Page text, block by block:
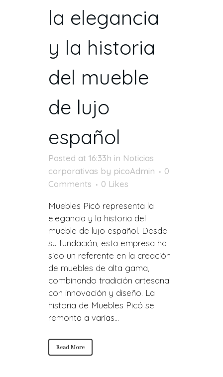
la elegancia
y la historia
del mueble
de lujo
español
Posted at 16:33h in Noticias
corporativas by picoAdmin
0
Comments
0 Likes
Muebles Picó representa la
elegancia y la historia del
mueble de lujo español. Desde
su fundación, esta empresa ha
sido un referente en la creación
de muebles de alta gama,
combinando tradición artesanal
con innovación y diseño. La
historia de Muebles Picó se
remonta a varias...
Read More